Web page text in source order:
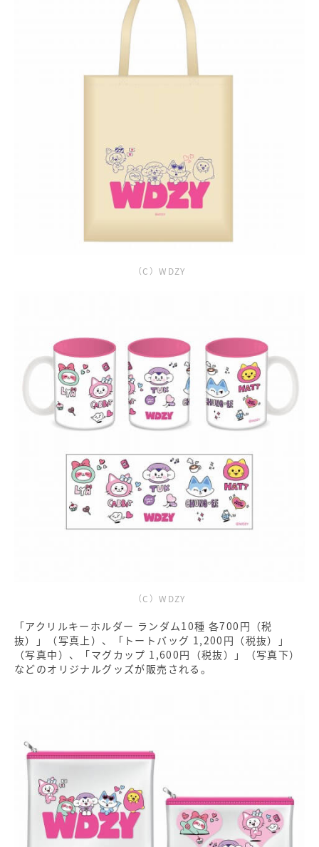
（C）WDZY
（C）WDZY
「アクリルキーホルダー ランダム10種 各700円（税
抜）」（写真上）、「トートバッグ 1,200円（税抜）」
（写真中）、「マグカップ 1,600円（税抜）」（写真下）
などのオリジナルグッズが販売される。